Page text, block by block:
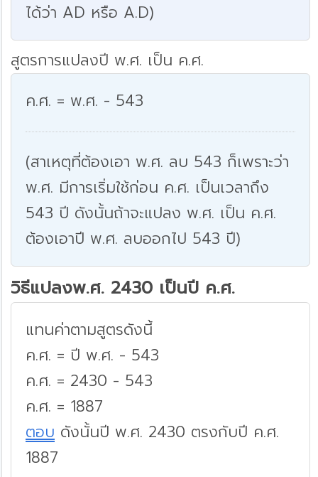
ได้ว่า AD หรือ A.D)
สูตรการแปลงปี พ.ศ. เป็น ค.ศ.
ค.ศ. = พ.ศ. - 543
(สาเหตุที่ต้องเอา พ.ศ. ลบ 543 ก็เพราะว่า
พ.ศ. มีการเริ่มใช้ก่อน ค.ศ. เป็นเวลาถึง
543 ปี ดังนั้นถ้าจะแปลง พ.ศ. เป็น ค.ศ.
ต้องเอาปี พ.ศ. ลบออกไป 543 ปี)
วิธีแปลงพ.ศ. 2430 เป็นปี ค.ศ.
แทนค่าตามสูตรดังนี้
ค.ศ. = ปี พ.ศ. - 543
ค.ศ. = 2430 - 543
ค.ศ. = 1887
ตอบ ดังนั้นปี พ.ศ. 2430 ตรงกับปี ค.ศ.
1887